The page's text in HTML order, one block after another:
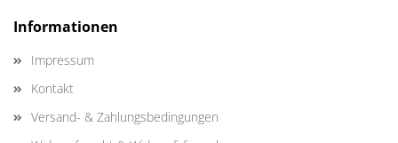
Informationen
Impressum
Kontakt
Versand- & Zahlungsbedingungen